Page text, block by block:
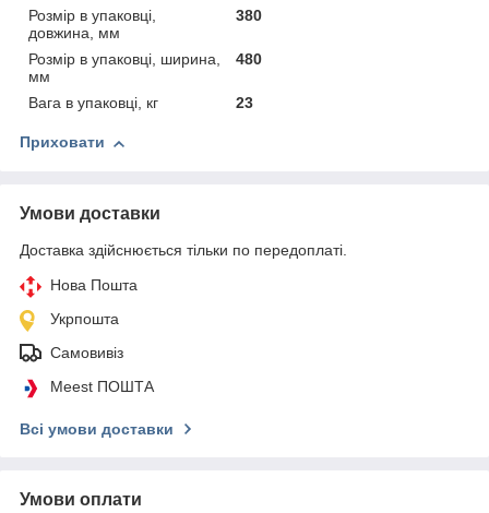
Розмір в упаковці,
довжина, мм
380
Розмір в упаковці, ширина,
мм
480
Вага в упаковці, кг 23
Приховати
Умови доставки
Доставка здійснюється тільки по передоплаті.
Нова Пошта
Укрпошта
Самовивіз
Meest ПОШТА
Всі умови доставки
Умови оплати